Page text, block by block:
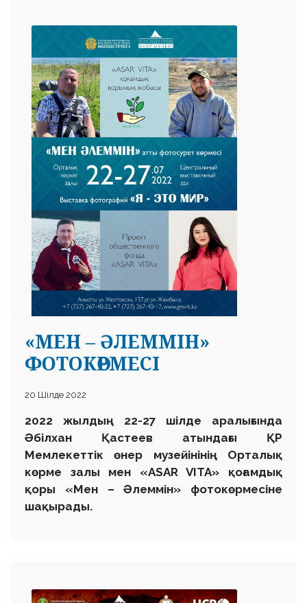
«МЕН – ӘЛЕММІН»
ФОТОКӨРМЕСІ
20 Шілде 2022
2022 жылдың 22-27 шілде аралығында
Әбілхан Қастеев атындағы ҚР
Мемлекеттік өнер музейінінің Орталық
көрме залы мен «ASAR VITA» қоғамдық
қоры «Мен – Әлеммін» фотокөрмесіне
шақырады.